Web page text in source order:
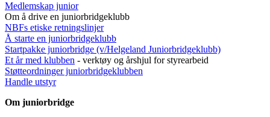
Medlemskap junior
Om å drive en juniorbridgeklubb
NBFs etiske retningslinjer
Å starte en juniorbridgeklubb
Startpakke juniorbridge (v/Helgeland Juniorbridgeklubb)
Et år med klubben - verktøy og årshjul for styrearbeid
Støtteordninger juniorbridgeklubben
Handle utstyr
Om juniorbridge